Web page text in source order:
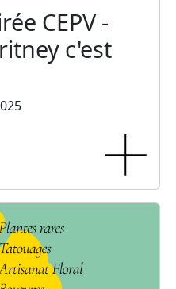
CEPV -
c'est